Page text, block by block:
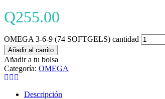
Q255.00
OMEGA 3-6-9 (74 SOFTGELS) cantidad
Añadir al carrito
Añadir a tu bolsa
Categoría: OMEGA
Descripción